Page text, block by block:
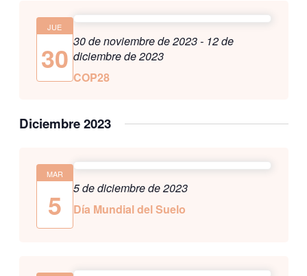
JUE
30
COP28
30 de noviembre de 2023- 12 de
diciembre de 2023
Diciembre 2023
MAR
5 Día Mundial del Suelo
5 de diciembre de 2023